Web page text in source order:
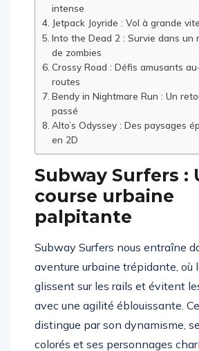
Lara Croft: Relic Run – Une
intense
Jetpack Joyride : Vol à grande
Into the Dead 2 : Survie dans un
de zombies
Crossy Road : Défis amusants au-
routes
Bendy in Nightmare Run : Un
passé
Alto’s Odyssey : Des paysages
en 2D
Subway Surfers :
course urbaine
palpitante
Subway Surfers nous entraîne
aventure urbaine trépidante, où
glissent sur les rails et évitent
avec une agilité éblouissante.
distingue par son dynamisme,